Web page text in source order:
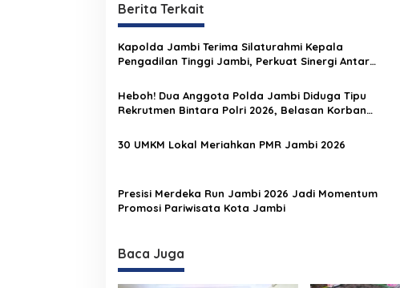
g
a
s
i
p
o
s
Berita Terkait
Kapolda Jambi Terima Silaturahmi Kepala
Pengadilan Tinggi Jambi, Perkuat Sinergi Antar
Heboh! Dua Anggota Polda Jambi Diduga Tipu
Rekrutmen Bintara Polri 2026, Belasan Korban
30 UMKM Lokal Meriahkan PMR Jambi 2026
Presisi Merdeka Run Jambi 2026 Jadi Momentum
Promosi Pariwisata Kota Jambi
Baca Juga